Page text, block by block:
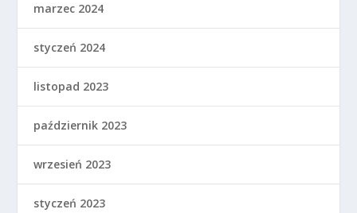
marzec 2024
styczeń 2024
listopad 2023
październik 2023
wrzesień 2023
styczeń 2023